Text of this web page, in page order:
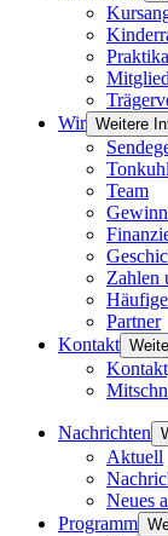
Praktika
Wir Weitere
Team
Zahlen
Partner
Kontakt
Nachrichten
Aktuell
Neues
Programm